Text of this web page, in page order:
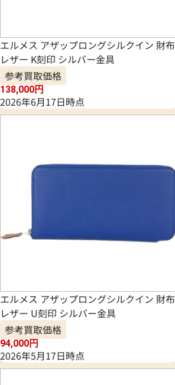
エルメス アザップロングシルクイン 財布
レザー K刻印 シルバー金具
参考買取価格
138,000円
2026年6月17日時点
エルメス アザップロングシルクイン 財布
レザー U刻印 シルバー金具
参考買取価格
94,000円
2026年5月17日時点